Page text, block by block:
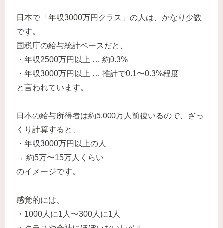
日本で「年収3000万円クラス」の人は、かなり少数
です。
国税庁の給与統計ベースだと、
・年収2500万円以上 … 約0.3%
・年収3000万円以上 … 推計で0.1〜0.3%程度
と言われています。
日本の給与所得者は約5,000万人前後いるので、ざっ
くり計算すると、
・年収3000万円以上の人
→ 約5万〜15万人くらい
のイメージです。
感覚的には、
・1000人に1人〜300人に1人